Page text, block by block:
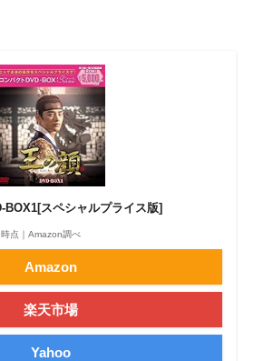
BOX1[スペシャルプライス版]
点｜Amazon調べ
Amazon
楽天市場
Yahoo